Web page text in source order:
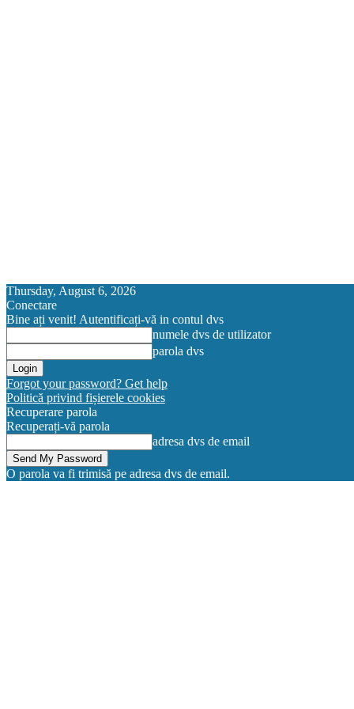
Thursday, August 6, 2026
Conectare
Bine ați venit! Autentificați-vă in contul dvs
numele dvs de utilizator
parola dvs
Forgot your password? Get help
Politică privind fișierele cookies
Recuperare parola
Recuperați-vă parola
adresa dvs de email
O parola va fi trimisă pe adresa dvs de email.